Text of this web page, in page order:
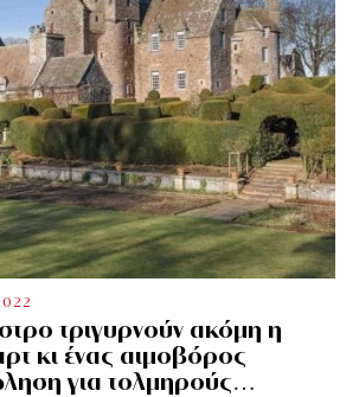
τριγυρνούν ακόμη η
κι ένας αιμοβόρος
για τολμηρούς…